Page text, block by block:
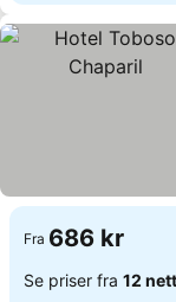
Fra 686 kr
Se priser fra 12